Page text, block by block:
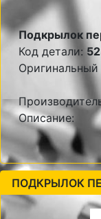
Подкрылок
Код детали:
Описание:
ПОДКРЫЛОК